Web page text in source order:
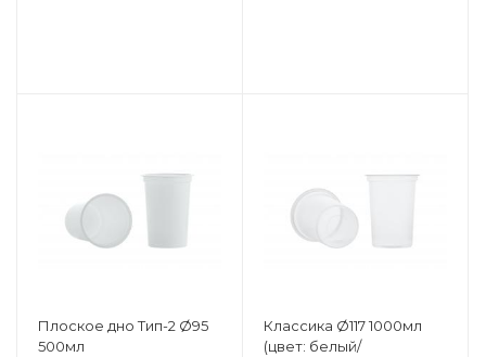
Плоское дно Тип-2 Ø95
500мл
Классика Ø117 1000мл
(цвет: белый/